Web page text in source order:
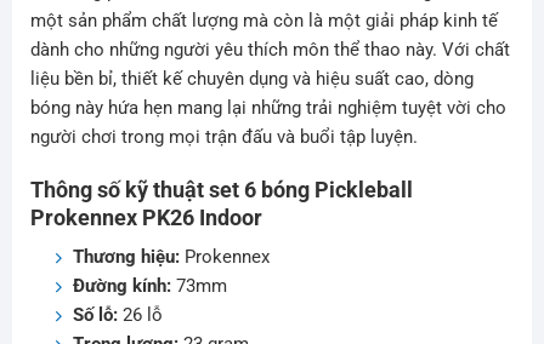
một sản phẩm chất lượng mà còn là một giải pháp kinh tế
dành cho những người yêu thích môn thể thao này. Với chất
liệu bền bỉ, thiết kế chuyên dụng và hiệu suất cao, dòng
bóng này hứa hẹn mang lại những trải nghiệm tuyệt vời cho
người chơi trong mọi trận đấu và buổi tập luyện.
Thông số kỹ thuật set 6 bóng Pickleball
Prokennex PK26 Indoor
Thương hiệu:Prokennex
Đường kính:73mm
Số lỗ:26 lỗ